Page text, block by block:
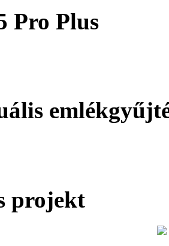
Pro Plus
projekt